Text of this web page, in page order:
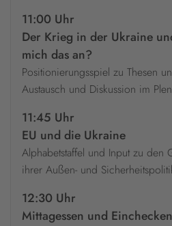
11:00 Uhr
Der Krieg in der Ukraine
mich das an?
Positionierungsspiel zu Thesen
Austausch und Diskussion im
11:45 Uhr
EU und die Ukraine
Alphabetstaffel und Input zu den
ihrer Außen- und
12:30 Uhr
Mittagessen und